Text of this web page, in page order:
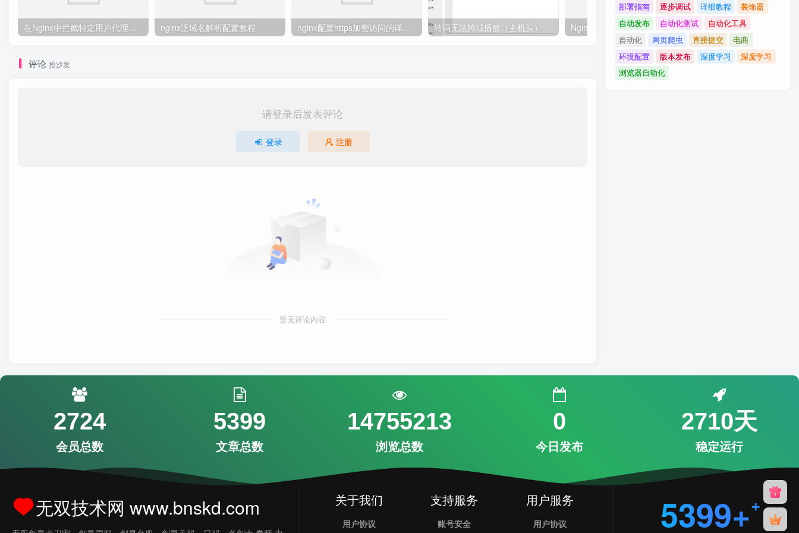
在Nginx中拦截特定用户代理的教程 nginx泛域名解析配置教程 nginx配置https加密访问的详细教程 转码无法跨域播放（主机头） Nginx服务快速入门教程 Nginx如何配置负载均衡
评论 抢沙发
请登录后发表评论
登录 注册
暂无评论内容
部署指南 逐步调试 详细教程
装饰器
自动发布
自动化测试
自动化工具
自动化
网页爬虫 直接提交
电商
环境配置
版本发布 深度学习
深度学习
浏览器自动化
2724
会员总数
5399
文章总数
14755213
浏览总数
0
今日发布
2710天
稳定运行
无双技术网 www.bnskd.com 关于我们
用户协议
支持服务
账号安全
用户服务
用户协议 5399+